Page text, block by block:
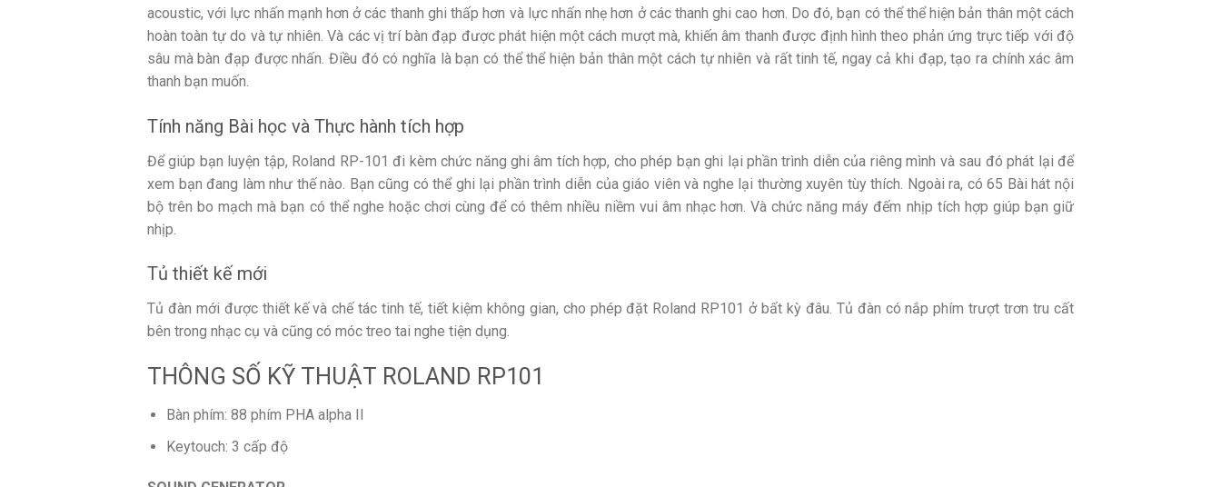
acoustic, với lực nhấn mạnh hơn ở các thanh ghi thấp hơn và lực nhấn nhẹ hơn ở các thanh ghi cao hơn. Do đó, bạn có thể thể hiện bản thân một cách
hoàn toàn tự do và tự nhiên. Và các vị trí bàn đạp được phát hiện một cách mượt mà, khiến âm thanh được định hình theo phản ứng trực tiếp với độ
sâu mà bàn đạp được nhấn. Điều đó có nghĩa là bạn có thể thể hiện bản thân một cách tự nhiên và rất tinh tế, ngay cả khi đạp, tạo ra chính xác âm
thanh bạn muốn.
Tính năng Bài học và Thực hành tích hợp
Để giúp bạn luyện tập, Roland RP-101 đi kèm chức năng ghi âm tích hợp, cho phép bạn ghi lại phần trình diễn của riêng mình và sau đó phát lại để
xem bạn đang làm như thế nào. Bạn cũng có thể ghi lại phần trình diễn của giáo viên và nghe lại thường xuyên tùy thích. Ngoài ra, có 65 Bài hát nội
bộ trên bo mạch mà bạn có thể nghe hoặc chơi cùng để có thêm nhiều niềm vui âm nhạc hơn. Và chức năng máy đếm nhịp tích hợp giúp bạn giữ
nhịp.
Tủ thiết kế mới
Tủ đàn mới được thiết kế và chế tác tinh tế, tiết kiệm không gian, cho phép đặt Roland RP101 ở bất kỳ đâu. Tủ đàn có nắp phím trượt trơn tru cất
bên trong nhạc cụ và cũng có móc treo tai nghe tiện dụng.
THÔNG SỐ KỸ THUẬT ROLAND RP101
Bàn phím: 88 phím PHA alpha II
Keytouch: 3 cấp độ